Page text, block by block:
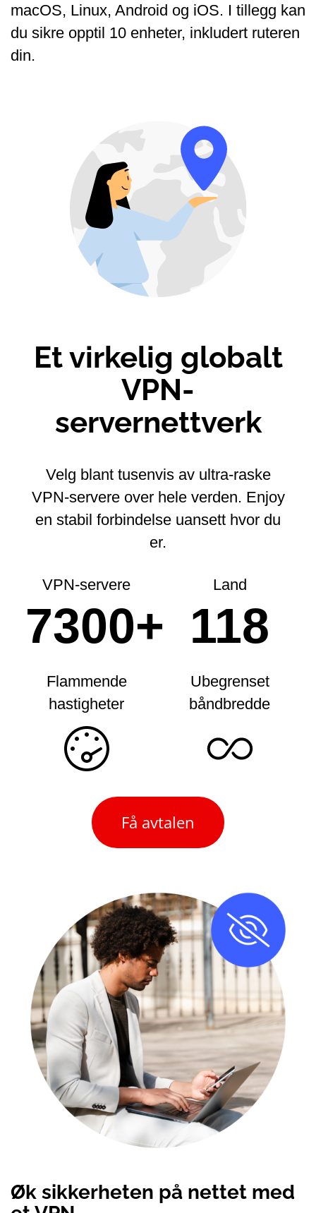
macOS, Linux, Android og iOS. I tillegg kan
du sikre opptil 10 enheter, inkludert ruteren
din.
Et virkelig globalt
VPN-
servernettverk
Velg blant tusenvis av ultra-raske
VPN-servere over hele verden. Enjoy
en stabil forbindelse uansett hvor du
er.
VPN-servere
7300+
Land
118
Flammende
hastigheter
Ubegrenset
båndbredde
Få avtalen
Øk sikkerheten på nettet med